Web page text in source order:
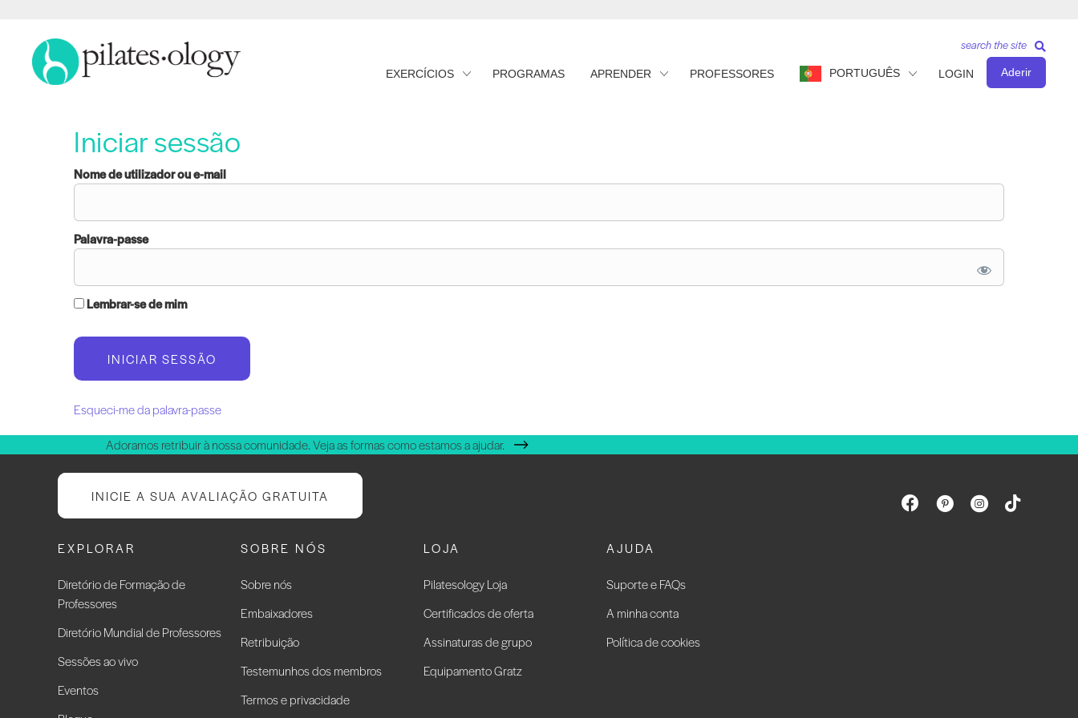
EXERCÍCIOS PROGRAMAS APRENDER PROFESSORES PORTUGUÊS LOGIN Aderir
search the site
Iniciar sessão
Nome de utilizador ou e-mail
Palavra-passe
Lembrar-se de mim
Esqueci-me da palavra-passe
Adoramos retribuir à nossa comunidade. Veja as formas como estamos a ajudar.
INICIE A SUA AVALIAÇÃO GRATUITA
EXPLORAR
Diretório de Formação de
Professores
Diretório Mundial de Professores
Sessões ao vivo
Eventos
SOBRE NÓS
Sobre nós
Embaixadores
Retribuição
Testemunhos dos membros
Termos e privacidade
LOJA
Pilatesology Loja
Certificados de oferta
Assinaturas de grupo
Equipamento Gratz
AJUDA
Suporte e FAQs
A minha conta
Política de cookies